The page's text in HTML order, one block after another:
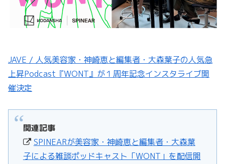
JAVE / 人気美容家・神崎恵と編集者・大森葉子の人気急
上昇Podcast『WONT』が１周年記念インスタライブ開
催決定
関連記事
SPINEARが美容家・神崎恵と編集者・大森葉
子による雑談ポッドキャスト「WONT」を配信開